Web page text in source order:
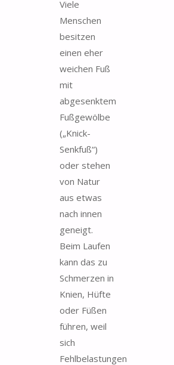
Viele
Menschen
besitzen
einen eher
weichen Fuß
mit
abgesenktem
Fußgewölbe
(„Knick-
Senkfuß“)
oder stehen
von Natur
aus etwas
nach innen
geneigt.
Beim Laufen
kann das zu
Schmerzen in
Knien, Hüfte
oder Füßen
führen, weil
sich
Fehlbelastungen